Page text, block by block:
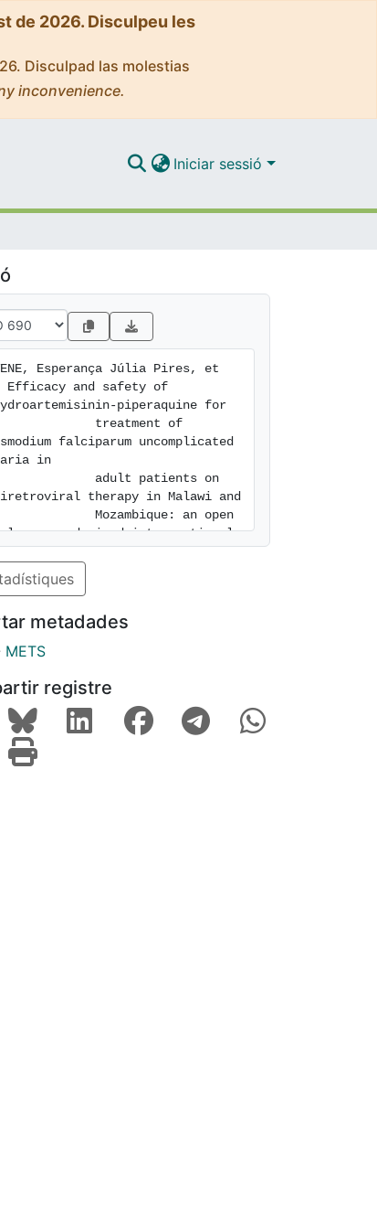
de 2026. Disculpeu les
Disculpad las molestias
inconvenience.
Iniciar sessió
Esperança Júlia Pires, et
and safety of
piperaquine for
falciparum uncomplicated
in
therapy in Malawi and
non-randomized interventional
ISSN 1475-2875. [consulted: 6 of
of 2026]. Available at:
metadades
METS
registre